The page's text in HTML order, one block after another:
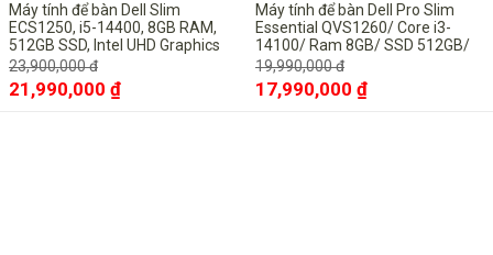
Máy tính để bàn Dell Slim
ECS1250, i5-14400, 8GB RAM,
512GB SSD, Intel UHD Graphics
730, ax+BT, KB, M, McAfee LS,
Win 11 Home, 1Y WTY
23,900,000 đ
21,990,000 ₫
Máy tính để bàn Dell Pro Slim
Essential QVS1260/ Core i3-
14100/ Ram 8GB/ SSD 512GB/
Intel Graphics/ KB, M/ ax+BT/
KYHD/ Win 11
19,990,000 đ
17,990,000 ₫